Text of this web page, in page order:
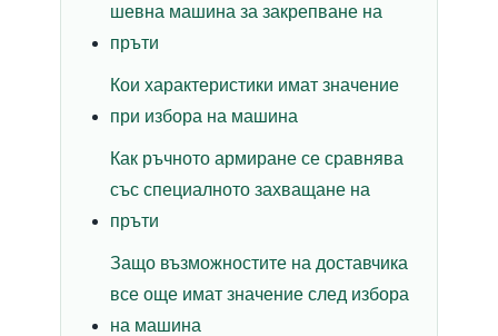
шевна машина за закрепване на
пръти
Кои характеристики имат значение
при избора на машина
Как ръчното армиране се сравнява
със специалното захващане на
пръти
Защо възможностите на доставчика
все още имат значение след избора
на машина